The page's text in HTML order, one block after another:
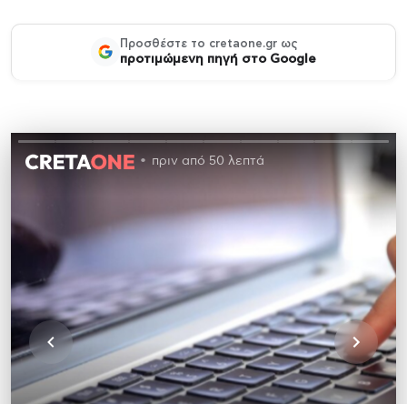
Προσθέστε το cretaone.gr ως
προτιμώμενη πηγή στο Google
πριν από 50 λεπτά